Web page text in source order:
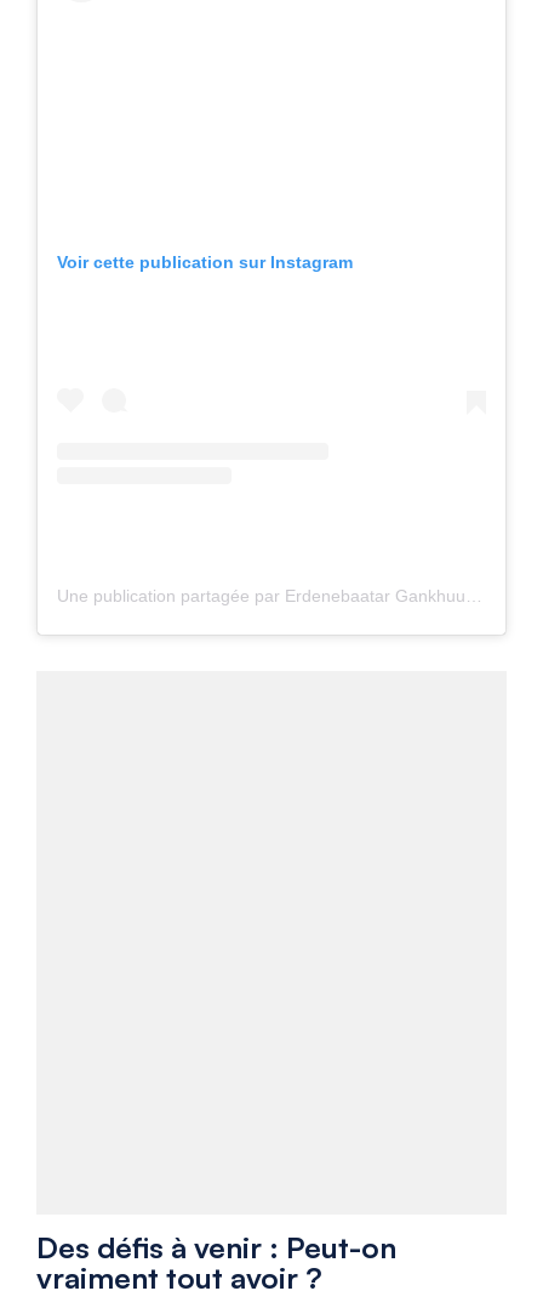
Voir cette publication sur Instagram
Des défis à venir : Peut-on
vraiment tout avoir ?